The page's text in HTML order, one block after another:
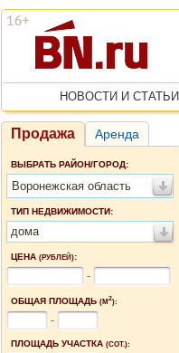
НОВОСТИ И СТАТЬИ
Продажа Аренда
ВЫБРАТЬ РАЙОН/ГОРОД:
Воронежская область
ТИП НЕДВИЖИМОСТИ:
дома
ЦЕНА (РУБЛЕЙ):
-
ОБЩАЯ ПЛОЩАДЬ (М2):
-
ПЛОЩАДЬ УЧАСТКА (СОТ.):